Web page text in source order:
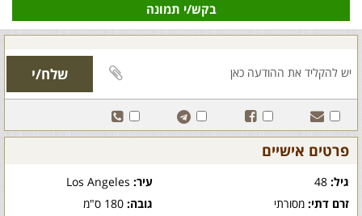
בקש/י תמונה
פרטים אישיים
גיל: עיר:Los Angeles
זרם דתי: מסורתי גובה:180 ס"מ